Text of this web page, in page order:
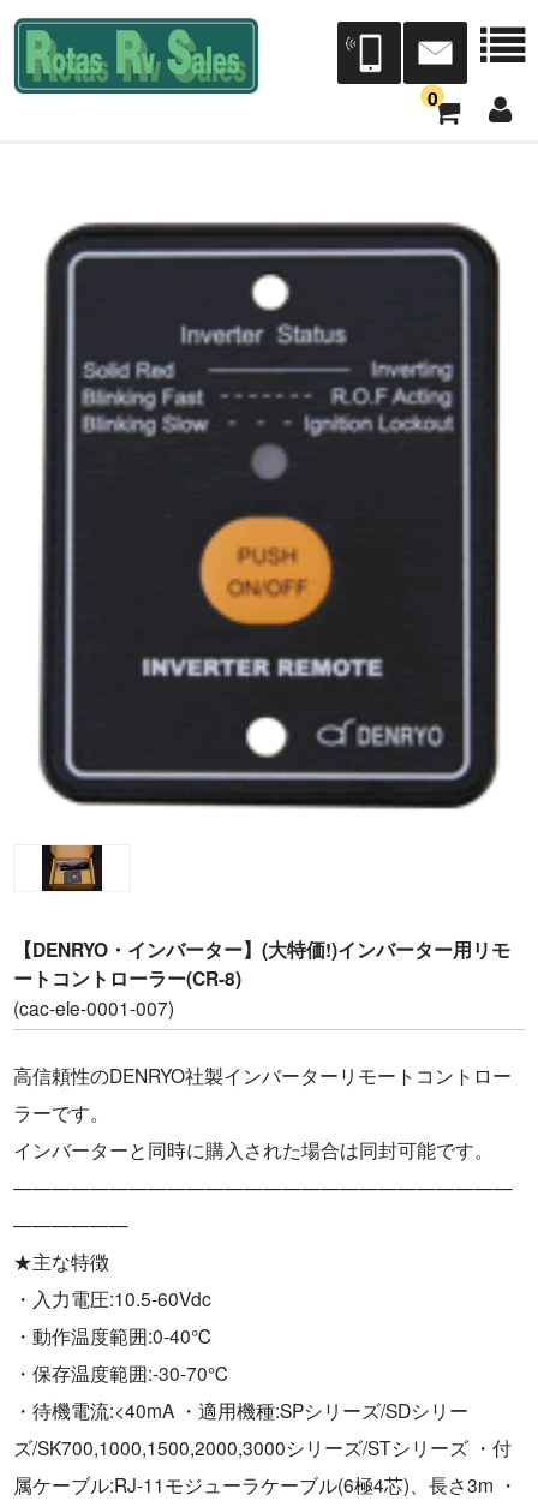
0
会社概要
本社三芳展示場/三芳工場
宮城営業所[Dr.RV仙台]（トレジャーアイランド）
Dr.RV東北（タック）
中部営業所[Dr.RV中部]
Dr.RV岐阜（福井自動車）
ek cruise
E-SPiRit
中古車情報
特装車
パーツショップ
お問い合わせ
【DENRYO・インバーター】(大特価!)インバーター用リモ
ートコントローラー(CR-8)
(cac-ele-0001-007)
高信頼性のDENRYO社製インバーターリモートコントロー
ラーです。
インバーターと同時に購入された場合は同封可能です。
——————————————————————————
——————
★主な特徴
・入力電圧:10.5-60Vdc
・動作温度範囲:0-40℃
・保存温度範囲:-30-70℃
・待機電流:<40mA ・適用機種:SPシリーズ/SDシリー
ズ/SK700,1000,1500,2000,3000シリーズ/STシリーズ ・付
属ケーブル:RJ-11モジューラケーブル(6極4芯)、長さ3m ・